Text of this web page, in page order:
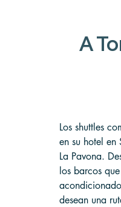
A
Los shuttles
en su hotel
La Pavona.
los barcos
desean una